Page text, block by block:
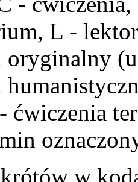
L -
oryginalny
ćwiczenia
w